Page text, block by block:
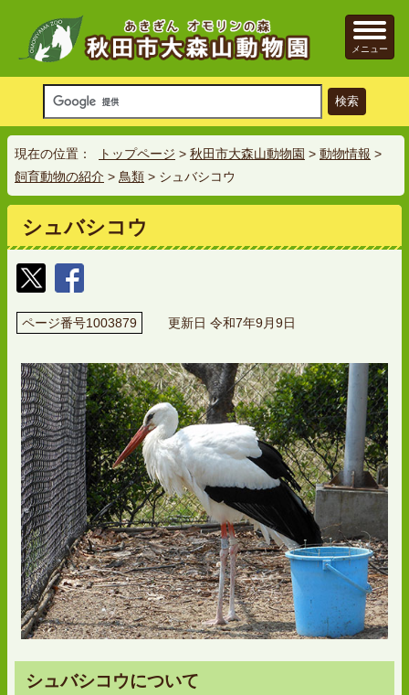
メニュー
現在の位置： トップページ > 秋田市大森山動物園 > 動物情報 >
飼育動物の紹介 > 鳥類 > シュバシコウ
シュバシコウ
ページ番号1003879 更新日 令和7年9月9日
シュバシコウについて